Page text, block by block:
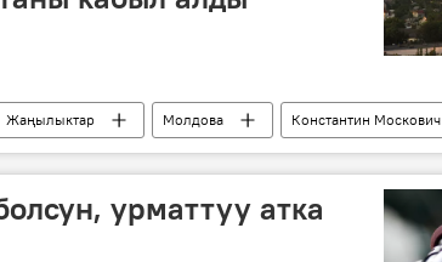
Жаңылыктар Молдова
Константин Москович
акын
урматтуу атка